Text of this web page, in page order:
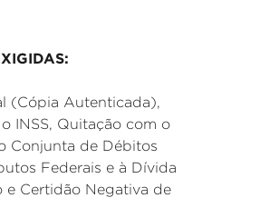
(Cópia Autenticada),
INSS, Quitação com o
Conjunta de Débitos
Federais e à Dívida
e Certidão Negativa de